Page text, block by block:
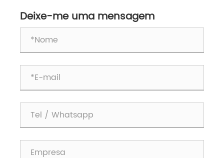
Deixe-me uma mensagem